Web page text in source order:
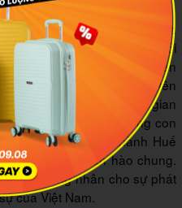
nằm ở phía Đông Bắc của
xây dựng vào năm 1805 dưới
đầu là Thái Bình đài. Đến
Mạng, nơi đây được đổi tên
đài bảo vệ bình yên. Dân gian
vì có hình dáng giống con
đài của kinh thành Huế
chỉ một đoạn hào chung.
chứng nhân cho sự phát
của Việt Nam.